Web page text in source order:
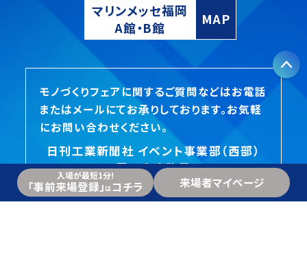
入場が最短1分!
「事前来場登録」 は コチラ 来場者マイページ
17:00
マリンメッセ福岡
A館・B館
MAP
モノづくりフェアに関するご質問などはお電話
またはメールにてお承りしております。お気軽
にお問い合わせください。
日刊工業新聞社 イベント事業部（西部）
展示会事務局
092-271-5715